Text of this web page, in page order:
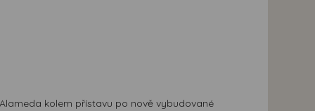
kolem přístavu po nově vybudované